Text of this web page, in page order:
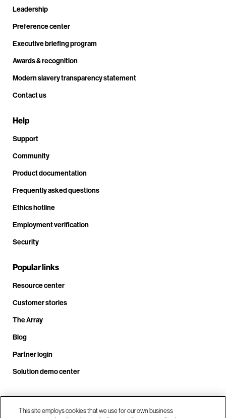
Leadership
Preference center
Executive briefing program
Awards & recognition
Modern slavery transparency statement
Contact us
Help
Support
Community
Product documentation
Frequently asked questions
Ethics hotline
Employment verification
Security
Popular links
Resource center
Customer stories
The Array
Blog
Partner login
Solution demo center
Call us at +1.678.403.3035
This site employs cookies that we use for our own business